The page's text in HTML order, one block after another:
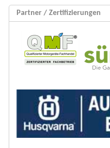
Partner / Zertifizierungen